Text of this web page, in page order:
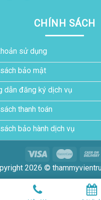
CHÍNH SÁCH
sử dụng
bảo mật
dẫn đăng ký dịch vụ
thanh toán
bảo hành dịch vụ
2026 ©